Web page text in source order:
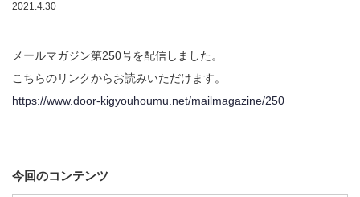
2021.4.30
メールマガジン第250号を配信しました。
こちらのリンクからお読みいただけます。
https://www.door-kigyouhoumu.net/mailmagazine/250
今回のコンテンツ